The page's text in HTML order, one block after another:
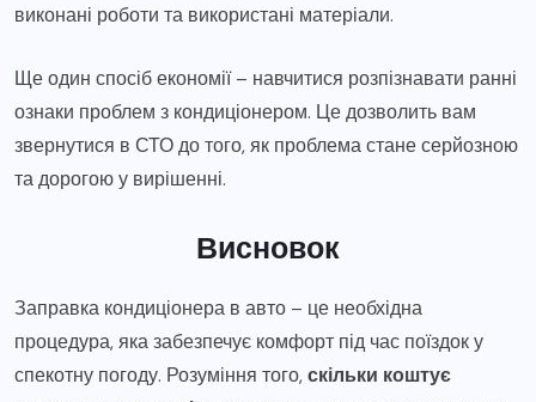
виконані роботи та використані матеріали.
Ще один спосіб економії – навчитися розпізнавати ранні
ознаки проблем з кондиціонером. Це дозволить вам
звернутися в СТО до того, як проблема стане серйозною
та дорогою у вирішенні.
Висновок
Заправка кондиціонера в авто – це необхідна
процедура, яка забезпечує комфорт під час поїздок у
спекотну погоду. Розуміння того,скільки коштує